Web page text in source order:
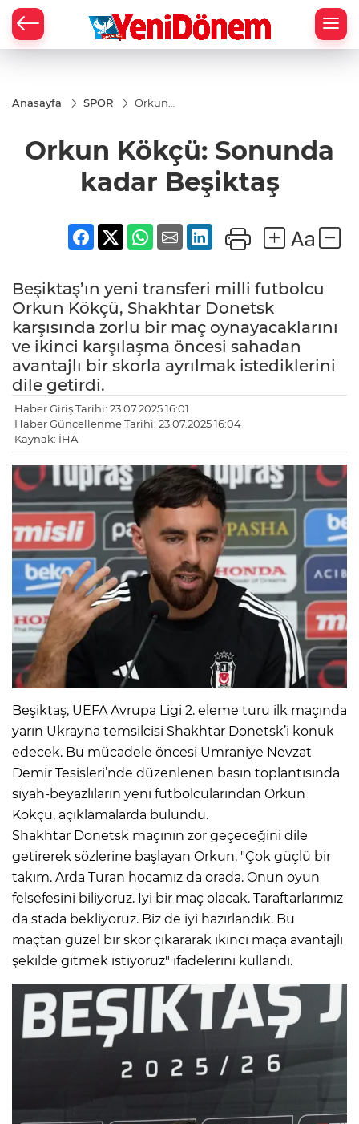
Anasayfa SPOR
Orkun
kadar
Beşiktaş
Orkun Kökçü: Sonunda
kadar Beşiktaş
Beşiktaş’ın yeni transferi milli futbolcu
Orkun Kökçü, Shakhtar Donetsk
karşısında zorlu bir maç oynayacaklarını
ve ikinci karşılaşma öncesi sahadan
avantajlı bir skorla ayrılmak istediklerini
dile getirdi.
Haber Giriş Tarihi: 23.07.2025 16:01
Haber Güncellenme Tarihi: 23.07.2025 16:04
Kaynak: İHA
Beşiktaş, UEFA Avrupa Ligi 2. eleme turu ilk maçında
yarın Ukrayna temsilcisi Shakhtar Donetsk’i konuk
edecek. Bu mücadele öncesi Ümraniye Nevzat
Demir Tesisleri’nde düzenlenen basın toplantısında
siyah-beyazlıların yeni futbolcularından Orkun
Kökçü, açıklamalarda bulundu.
Shakhtar Donetsk maçının zor geçeceğini dile
getirerek sözlerine başlayan Orkun, "Çok güçlü bir
takım. Arda Turan hocamız da orada. Onun oyun
felsefesini biliyoruz. İyi bir maç olacak. Taraftarlarımız
da stada bekliyoruz. Biz de iyi hazırlandık. Bu
maçtan güzel bir skor çıkararak ikinci maça avantajlı
şekilde gitmek istiyoruz" ifadelerini kullandı.